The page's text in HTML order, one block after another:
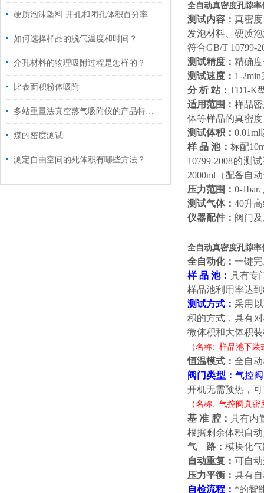
硬质泡沫塑料 开孔和闭孔体积百分率的测定
如何选择样品的脱气温度和时间？
介孔材料的物理吸附过程是怎样的？
比表面积粉体吸附
多站重量法真空蒸气吸附仪的产品特点和系统设计特性概述
煤的密度测试
测定自由空间的死体积有哪些方法？
全自动真密度孔隙率
测试内容 ： 真密度
发泡材料、硬质
符合GB/T 10799-
测试精度 ： 精确
测试速度 ： 1-
分 析 站： TD1-K
适用范围 ：样品
体等样品的真密
测试体积 ：
样 品 池： 标配
10799-2008的测
2000ml（配备自
压力范围 ： 0-1bar.
测试气体： 40升
仪器配件 ： 阀门
全自动真密度孔隙率
全自动化： 一键
样 品 池： 具有专
样品池利用率达到
测试方式：采用
积的方式，具有
微体积和大体积
（名称: 样品池下装
恒温模式 ： 全自
阀门类型 ： 气控阀
开机无需预热，
（名称: 气控阀真密
基 准 腔：具有内
根据剩余体积自
气
路 ： 模块化
自动重复 ： 可自
压力平衡 ： 具有
自检流程 ： *的智